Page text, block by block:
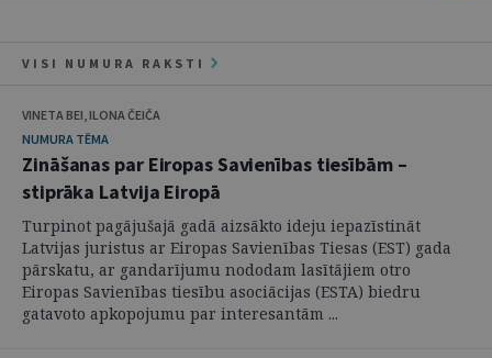
VISI NUMURA RAKSTI
VINETA BEI, ILONA ČEIČA
NUMURA TĒMA
Zināšanas par Eiropas Savienības tiesībām –
stiprāka Latvija Eiropā
Turpinot pagājušajā gadā aizsākto ideju iepazīstināt
Latvijas juristus ar Eiropas Savienības Tiesas (EST) gada
pārskatu, ar gandarījumu nododam lasītājiem otro
Eiropas Savienības tiesību asociācijas (ESTA) biedru
gatavoto apkopojumu par interesantām ...